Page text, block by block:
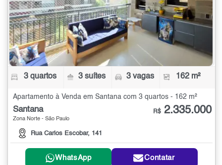
3 quartos 3 suítes 3 vagas 162 m²
Apartamento à Venda em Santana com 3 quartos - 162 m²
Santana
Zona Norte - São Paulo
Rua Carlos Escobar, 141
R$ 2.335.000
WhatsApp Contatar